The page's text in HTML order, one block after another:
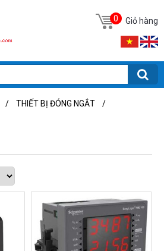
Giỏ hàng
0
/ THIẾT BỊ ĐÓNG NGẮT
/